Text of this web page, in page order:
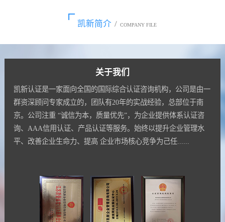
凯新简介 / COMPANY FILE
关于我们
凯新认证是一家面向全国的国际综合认证咨询机构，公司是由一
群资深顾问专家成立的，团队有20年的实战经验，总部位于南
京。公司注重 “诚信为本，质量优先”，为企业提供体系认证咨
询、AAA信用认证、产品认证等服务。始终以提升企业管理水
平、改善企业生命力、提高 企业市场核心竞争为己任......